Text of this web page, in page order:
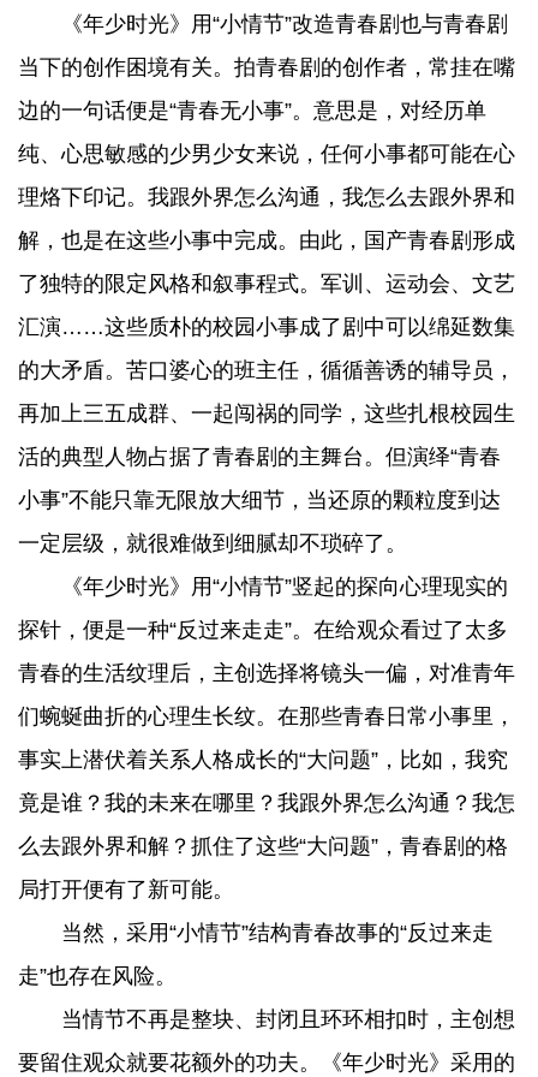
《年少时光》用“小情节”改造青春剧也与青春剧
当下的创作困境有关。拍青春剧的创作者，常挂在嘴
边的一句话便是“青春无小事”。意思是，对经历单
纯、心思敏感的少男少女来说，任何小事都可能在心
理烙下印记。我跟外界怎么沟通，我怎么去跟外界和
解，也是在这些小事中完成。由此，国产青春剧形成
了独特的限定风格和叙事程式。军训、运动会、文艺
汇演……这些质朴的校园小事成了剧中可以绵延数集
的大矛盾。苦口婆心的班主任，循循善诱的辅导员，
再加上三五成群、一起闯祸的同学，这些扎根校园生
活的典型人物占据了青春剧的主舞台。但演绎“青春
小事”不能只靠无限放大细节，当还原的颗粒度到达
一定层级，就很难做到细腻却不琐碎了。
《年少时光》用“小情节”竖起的探向心理现实的
探针，便是一种“反过来走走”。在给观众看过了太多
青春的生活纹理后，主创选择将镜头一偏，对准青年
们蜿蜒曲折的心理生长纹。在那些青春日常小事里，
事实上潜伏着关系人格成长的“大问题”，比如，我究
竟是谁？我的未来在哪里？我跟外界怎么沟通？我怎
么去跟外界和解？抓住了这些“大问题”，青春剧的格
局打开便有了新可能。
当然，采用“小情节”结构青春故事的“反过来走
走”也存在风险。
当情节不再是整块、封闭且环环相扣时，主创想
要留住观众就要花额外的功夫。《年少时光》采用的